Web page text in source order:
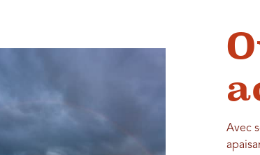
Avec